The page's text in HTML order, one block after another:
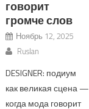
говорит
громче слов
Ноябрь 12, 2025
Ruslan
DESIGNER: подиум
как великая сцена —
когда мода говорит